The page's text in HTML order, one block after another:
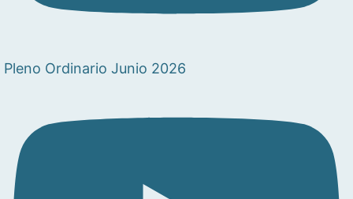
Pleno Ordinario Junio 2026